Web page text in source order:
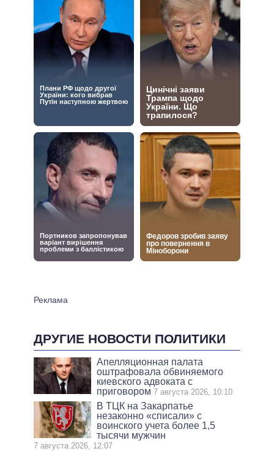
ДРУГИЕ НОВОСТИ ПОЛИТИКИ
Апелляционная палата
оштрафовала обвиняемого
киевского адвоката с
приговором 7 августа 2026, 10:10
В ТЦК на Закарпатье
незаконно «списали» с
воинского учета более 1,5
тысячи мужчин
7 августа 2026, 12:07